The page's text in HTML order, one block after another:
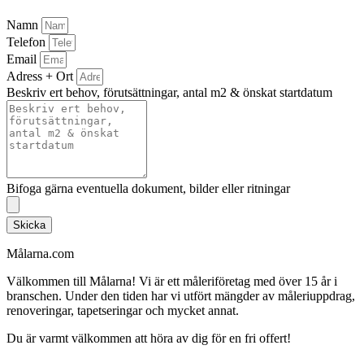
Namn
Telefon
Email
Adress + Ort
Beskriv ert behov, förutsättningar, antal m2 & önskat startdatum
Bifoga gärna eventuella dokument, bilder eller ritningar
Skicka
Målarna.com
Välkommen till Målarna! Vi är ett måleriföretag med över 15 år i
branschen. Under den tiden har vi utfört mängder av måleriuppdrag,
renoveringar, tapetseringar och mycket annat.
Du är varmt välkommen att höra av dig för en fri offert!